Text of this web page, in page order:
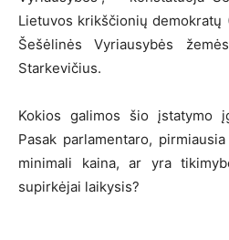
Lietuvos krikščionių demokratų
Šešėlinės Vyriausybės
Starkevičius.
Kokios galimos šio įstatymo
Pasak parlamentaro,
minimali kaina, ar yra
supirkėjai laikysis?